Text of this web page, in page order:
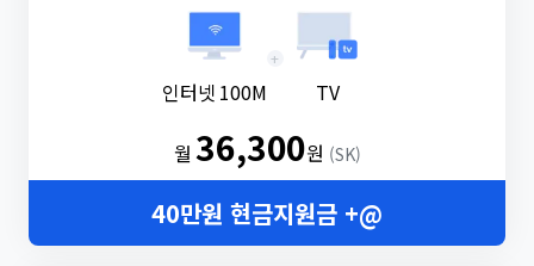
인터넷 100M
+
TV
월36,300원 (SK)
40만원 현금지원금 +@